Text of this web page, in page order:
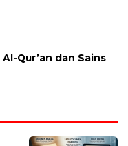
Qur’an dan Sains